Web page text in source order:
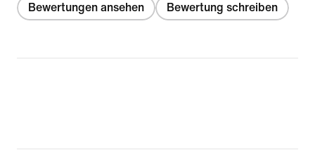
Bewertungen ansehen Bewertung schreiben